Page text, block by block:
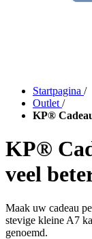
Startpagina /
Outlet /
KP®
KP®
veel
Maak uw cadeau
stevige kleine A7
genoemd.